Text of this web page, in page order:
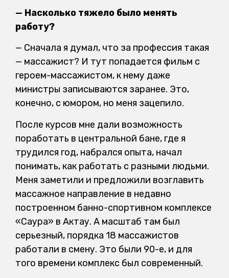
— Насколько тяжело было менять
работу?
— Сначала я думал, что за профессия такая
— массажист? И тут попадается фильм с
героем-массажистом, к нему даже
министры записываются заранее. Это,
конечно, с юмором, но меня зацепило.
После курсов мне дали возможность
поработать в центральной бане, где я
трудился год, набрался опыта, начал
понимать, как работать с разными людьми.
Меня заметили и предложили возглавить
массажное направление в недавно
построенном банно-спортивном комплексе
«Саура» в Актау. А масштаб там был
серьезный, порядка 18 массажистов
работали в смену. Это были 90-е, и для
того времени комплекс был современный.